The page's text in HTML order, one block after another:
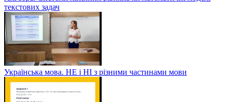
текстових задач
Українська мова. НЕ і НІ з різними частинами мови